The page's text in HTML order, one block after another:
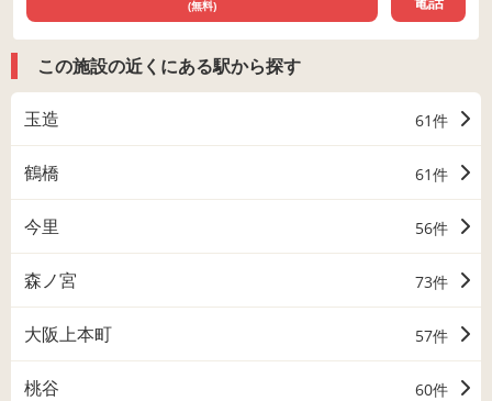
(無料)
この施設の近くにある駅から探す
玉造 61件
鶴橋 61件
今里 56件
森ノ宮 73件
大阪上本町 57件
桃谷 60件